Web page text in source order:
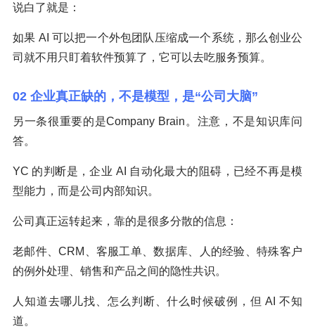
说白了就是：
如果 AI 可以把一个外包团队压缩成一个系统，那么创业公
司就不用只盯着软件预算了，它可以去吃服务预算。
02 企业真正缺的，不是模型，是“公司大脑”
另一条很重要的是Company Brain。注意，不是知识库问
答。
YC 的判断是，企业 AI 自动化最大的阻碍，已经不再是模
型能力，而是公司内部知识。
公司真正运转起来，靠的是很多分散的信息：
老邮件、CRM、客服工单、数据库、人的经验、特殊客户
的例外处理、销售和产品之间的隐性共识。
人知道去哪儿找、怎么判断、什么时候破例，但 AI 不知
道。